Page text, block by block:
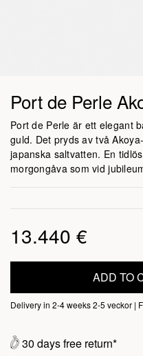
Port de Perle
Port de Perle är ett elegant
guld. Det pryds av två
japanska saltvatten. En
morgongåva som vid
13.440 €
ADD TO
Delivery in 2-4 weeks 2-5 veckor |
30 days free return*